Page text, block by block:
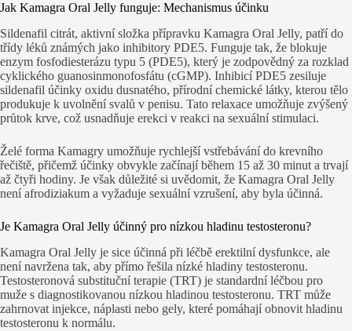
Jak Kamagra Oral Jelly funguje: Mechanismus účinku
Sildenafil citrát, aktivní složka přípravku Kamagra Oral Jelly, patří do
třídy léků známých jako inhibitory PDE5. Funguje tak, že blokuje
enzym fosfodiesterázu typu 5 (PDE5), který je zodpovědný za rozklad
cyklického guanosinmonofosfátu (cGMP). Inhibicí PDE5 zesiluje
sildenafil účinky oxidu dusnatého, přírodní chemické látky, kterou tělo
produkuje k uvolnění svalů v penisu. Tato relaxace umožňuje zvýšený
průtok krve, což usnadňuje erekci v reakci na sexuální stimulaci.
Želé forma Kamagry umožňuje rychlejší vstřebávání do krevního
řečiště, přičemž účinky obvykle začínají během 15 až 30 minut a trvají
až čtyři hodiny. Je však důležité si uvědomit, že Kamagra Oral Jelly
není afrodiziakum a vyžaduje sexuální vzrušení, aby byla účinná.
Je Kamagra Oral Jelly účinný pro nízkou hladinu testosteronu?
Kamagra Oral Jelly je sice účinná při léčbě erektilní dysfunkce, ale
není navržena tak, aby přímo řešila nízké hladiny testosteronu.
Testosteronová substituční terapie (TRT) je standardní léčbou pro
muže s diagnostikovanou nízkou hladinou testosteronu. TRT může
zahrnovat injekce, náplasti nebo gely, které pomáhají obnovit hladinu
testosteronu k normálu.